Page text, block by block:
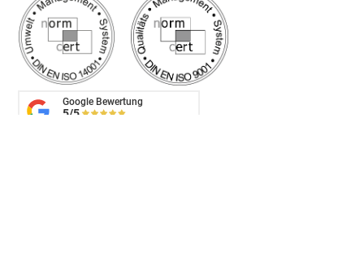
Google Bewertung
5/5